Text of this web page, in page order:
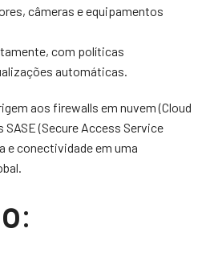
câmeras e equipamentos
com políticas
automáticas.
aos firewalls em nuvem (Cloud
(Secure Access Service
e conectividade em uma
: